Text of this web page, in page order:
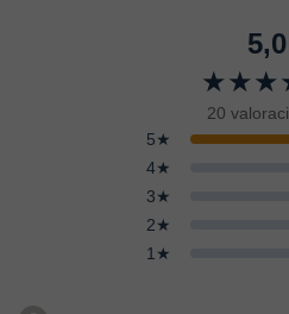
5,0
20
5★
4★
3★
2★
1★